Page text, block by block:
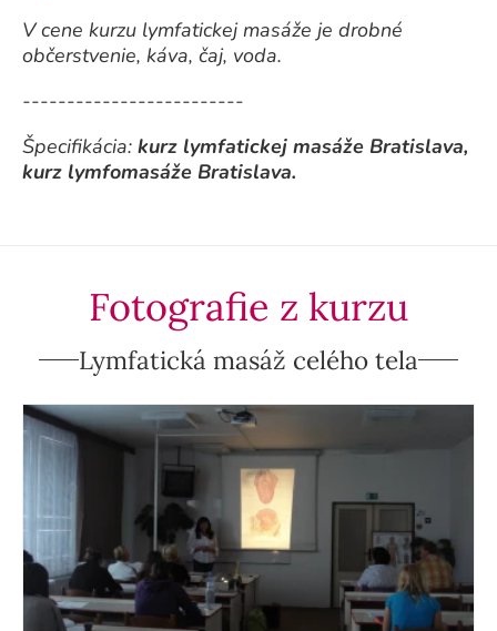
V cene kurzu lymfatickej masáže je drobné
občerstvenie, káva, čaj, voda.
-------------------------
Špecifikácia: kurz lymfatickej masáže Bratislava,
kurz lymfomasáže Bratislava.
Fotografie z kurzu
Lymfatická masáž celého tela